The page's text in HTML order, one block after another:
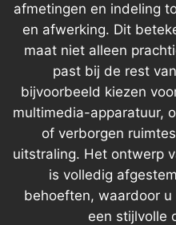
afmetingen en indeling
en afwerking. Dit
maat niet alleen
past bij de rest
bijvoorbeeld kiezen
multimedia-apparatuur,
of verborgen
uitstraling. Het ontwerp
is volledig
behoeften, waardoor
een stijlvolle